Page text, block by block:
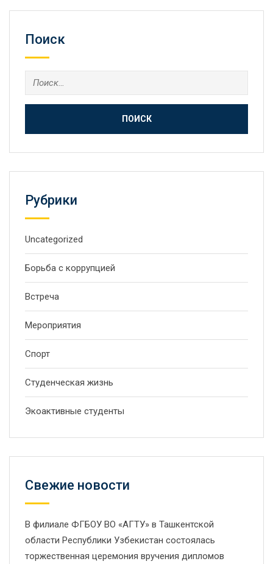
Поиск
Найти:
Рубрики
Uncategorized
Борьба с коррупцией
Встреча
Мероприятия
Спорт
Студенческая жизнь
Экоактивные студенты
Свежие новости
В филиале ФГБОУ ВО «АГТУ» в Ташкентской
области Республики Узбекистан состоялась
торжественная церемония вручения дипломов